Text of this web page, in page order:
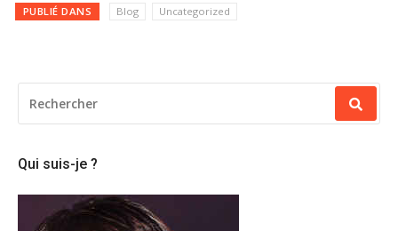
PUBLIÉ DANS Blog Uncategorized
POUR
:
Qui suis-je ?